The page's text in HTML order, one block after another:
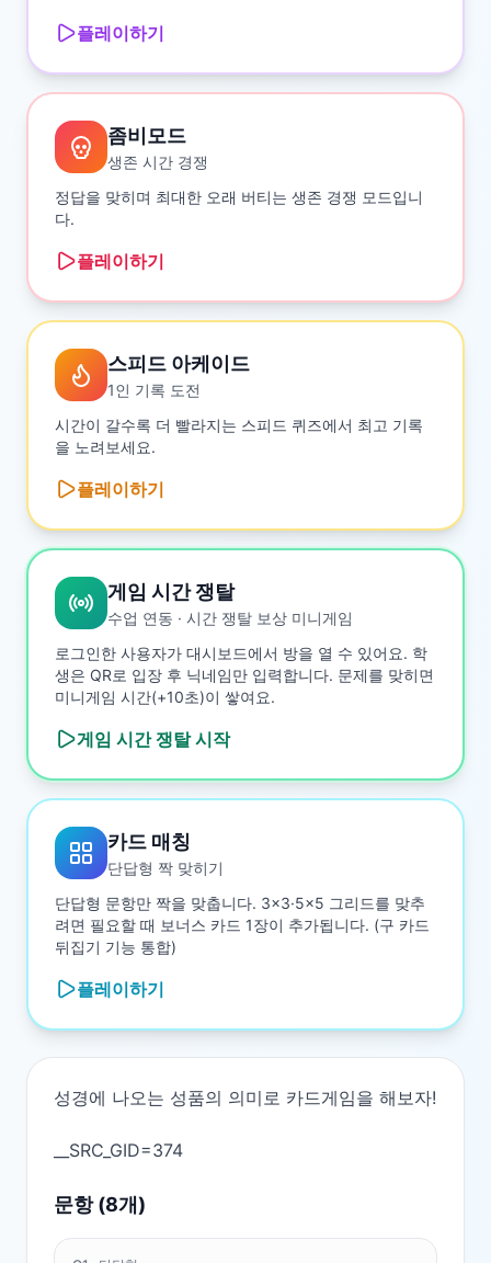
플레이하기
좀비모드
생존 시간 경쟁
정답을 맞히며 최대한 오래 버티는 생존 경쟁 모드입니
다.
플레이하기
스피드 아케이드
1인 기록 도전
시간이 갈수록 더 빨라지는 스피드 퀴즈에서 최고 기록
을 노려보세요.
플레이하기
게임 시간 쟁탈
수업 연동 · 시간 쟁탈 보상 미니게임
로그인한 사용자가 대시보드에서 방을 열 수 있어요. 학
생은 QR로 입장 후 닉네임만 입력합니다. 문제를 맞히면
미니게임 시간(+10초)이 쌓여요.
게임 시간 쟁탈시작
카드 매칭
단답형 짝 맞히기
단답형 문항만 짝을 맞춥니다. 3×3·5×5 그리드를 맞추
려면 필요할 때 보너스 카드 1장이 추가됩니다. (구 카드
뒤집기 기능 통합)
플레이하기
성경에 나오는 성품의 의미로 카드게임을 해보자!
문항 (8개)